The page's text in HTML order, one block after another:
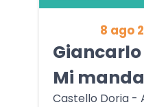
8 ago
Mi
Castello Doria -